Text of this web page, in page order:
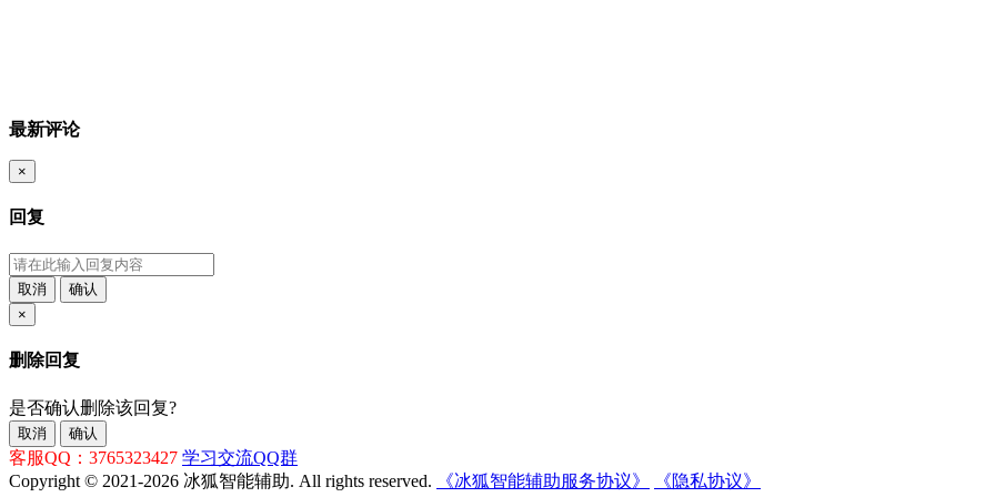
最新评论
×
回复
取消
确认
×
删除回复
是否确认删除该回复?
取消 确认
客服QQ：3765323427 学习交流QQ群
Copyright © 2021-2026 冰狐智能辅助. All rights reserved.
《冰狐智能辅助服务协议》 《隐私协议》